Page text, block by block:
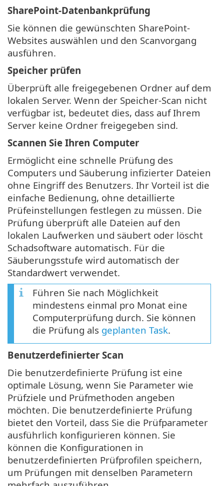
SharePoint-Datenbankprüfung
Sie können die gewünschten SharePoint-
Websites auswählen und den Scanvorgang
ausführen.
Speicher prüfen
Überprüft alle freigegebenen Ordner auf dem
lokalen Server. Wenn der Speicher-Scan nicht
verfügbar ist, bedeutet dies, dass auf Ihrem
Server keine Ordner freigegeben sind.
Scannen Sie Ihren Computer
Ermöglicht eine schnelle Prüfung des
Computers und Säuberung infizierter Dateien
ohne Eingriff des Benutzers. Ihr Vorteil ist die
einfache Bedienung, ohne detaillierte
Prüfeinstellungen festlegen zu müssen. Die
Prüfung überprüft alle Dateien auf den
lokalen Laufwerken und säubert oder löscht
Schadsoftware automatisch. Für die
Säuberungsstufe wird automatisch der
Standardwert verwendet.
Führen Sie nach Möglichkeit
mindestens einmal pro Monat eine
Computerprüfung durch. Sie können
die Prüfung als geplanten Task.
Benutzerdefinierter Scan
Die benutzerdefinierte Prüfung ist eine
optimale Lösung, wenn Sie Parameter wie
Prüfziele und Prüfmethoden angeben
möchten. Die benutzerdefinierte Prüfung
bietet den Vorteil, dass Sie die Prüfparameter
ausführlich konfigurieren können. Sie
können die Konfigurationen in
benutzerdefinierten Prüfprofilen speichern,
um Prüfungen mit denselben Parametern